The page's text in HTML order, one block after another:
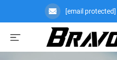
[email protected]